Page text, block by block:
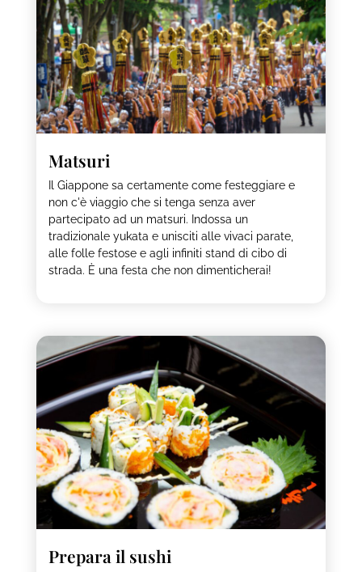
Matsuri
Il Giappone sa certamente come festeggiare e
non c'è viaggio che si tenga senza aver
partecipato ad un matsuri. Indossa un
tradizionale yukata e unisciti alle vivaci parate,
alle folle festose e agli infiniti stand di cibo di
strada. È una festa che non dimenticherai!
Prepara il sushi